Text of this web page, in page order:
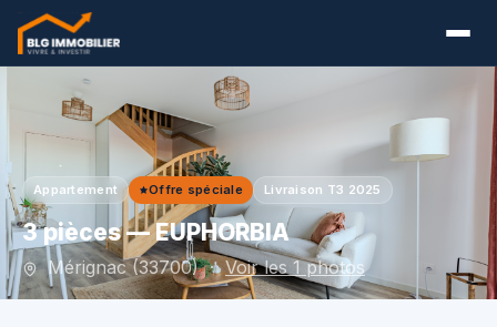
Appartement Offre spéciale Livraison T3 2025
3 pièces — EUPHORBIA
Mérignac (33700) ·Voir les 1 photos